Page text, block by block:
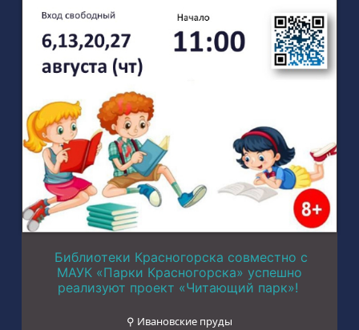
Библиотеки Красногорска совместно с
МАУК «Парки Красногорска» успешно
реализуют проект «Читающий парк»!
⚲ Ивановские пруды